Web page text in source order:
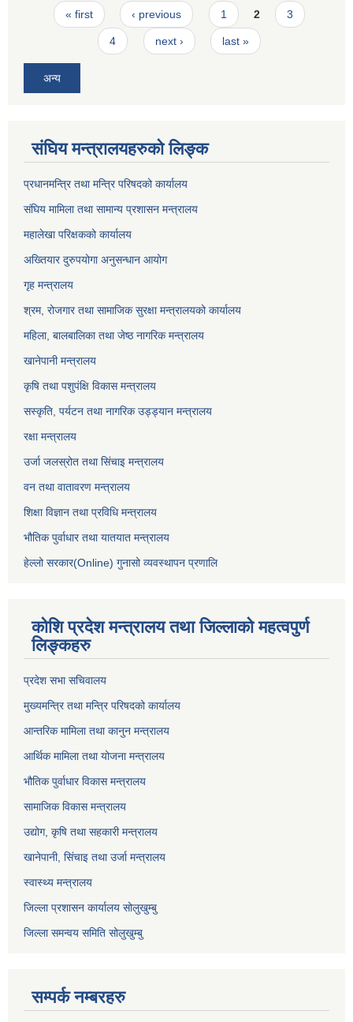
Pages
« first ‹ previous 1 2 3
4 next › last »
अन्य
संघिय मन्त्रालयहरुको लिङ्‍क
प्रधानमन्त्रि तथा मन्त्रि परिषदको कार्यालय
संघिय मामिला तथा सामान्य प्रशासन मन्त्रालय
महालेखा परिक्षकको कार्यालय
अख्तियार दुरुपयोगा अनुसन्धान आयोग
गृह मन्त्रालय
श्रम, रोजगार तथा सामाजिक सुरक्षा मन्त्रालयको कार्यालय
महिला, बालबालिका तथा जेष्ठ नागरिक मन्त्रालय
खानेपानी मन्त्रालय
कृषि तथा पशुपंक्षि विकास मन्त्रालय
सस्कृति, पर्यटन तथा नागरिक उड्ड्यान मन्त्रालय
रक्षा मन्त्रालय
उर्जा जलस्रोत तथा सिंचाइ मन्‍त्रालय
वन तथा वातावरण मन्त्रालय
शिक्षा विज्ञान तथा प्रविधि मन्त्रालय
भौतिक पुर्वाधार तथा यातयात मन्त्रालय
हेल्लो सरकार(Online) गुनासो व्यवस्थापन प्रणालि
कोशि प्रदेश मन्त्रालय तथा जिल्लाको महत्वपुर्ण
लिङ्कहरु
प्रदेश सभा सचिवालय
मुख्यमन्त्रि तथा मन्त्रि परिषदको कार्यालय
आन्तरिक मामिला तथा कानुन मन्त्रालय
आर्थिक मामिला तथा योजना मन्त्रालय
भौतिक पुर्वाधार विकास मन्त्रालय
सामाजिक विकास मन्त्रालय
उद्योग, कृषि तथा सहकारी मन्त्रालय
खानेपानी, सिंचाइ तथा उर्जा मन्त्रालय
स्वास्थ्य मन्त्रालय
जिल्ला प्रशासन कार्यालय सोलुखुम्बु
जिल्ला समन्वय समिति सोलुखुम्बु
सम्पर्क नम्बरहरु